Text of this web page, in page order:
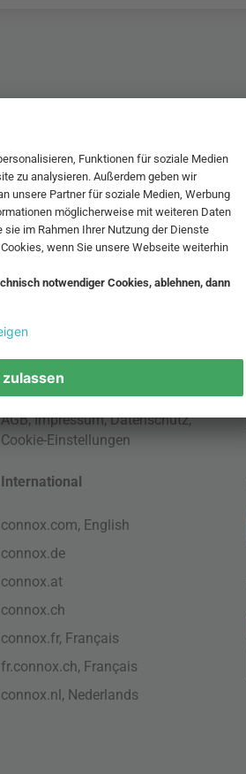
Pendellampe für Außen
Muuto Lampen
Kabellose Tischleuchten
Dänische Lampen
AGB,Impressum,Datenschutz,
Cookie-Einstellungen
International
connox.com, English
connox.de
connox.at
connox.ch
connox.fr, Français
fr.connox.ch, Français
connox.nl, Nederlands